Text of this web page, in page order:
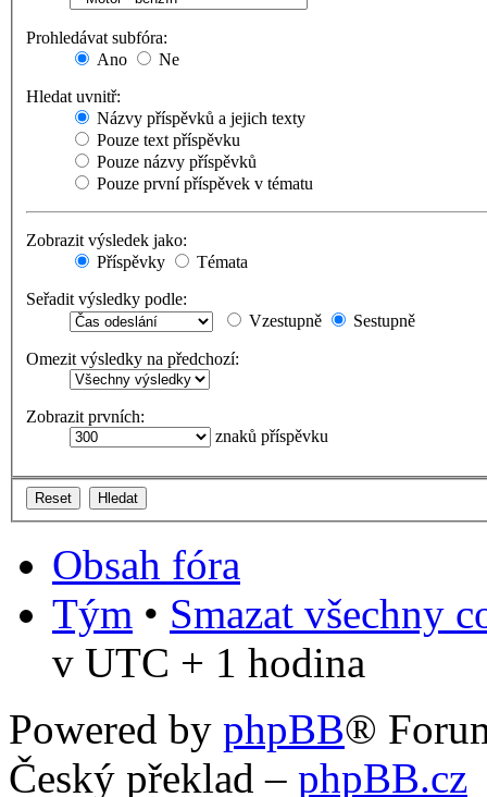
Prohledávat subfóra:
Ano
Ne
Hledat uvnitř:
Názvy příspěvků a jejich texty
Pouze text příspěvku
Pouze názvy příspěvků
Pouze první příspěvek v tématu
Zobrazit výsledek jako:
Příspěvky
Témata
Seřadit výsledky podle:
Vzestupně
Sestupně
Omezit výsledky na předchozí:
Zobrazit prvních:
znaků příspěvku
Obsah fóra
Tým • Smazat všechny
v UTC + 1 hodina
Powered by phpBB®
Český překlad – phpBB.cz